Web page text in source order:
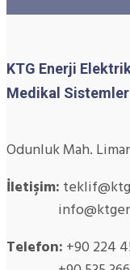
KTG Enerji
Medikal
Odunluk Mah.
İletişim:
Telefon: +90 224